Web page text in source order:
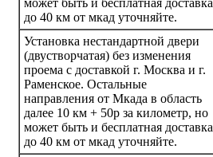
до 40 км от мкад уточняйте.
Установка нестандартной двери
(двустворчатая) без изменения
проема с доставкой г. Москва и г.
Раменское. Остальные
направления от Мкада в область
далее 10 км + 50р за километр, но
может быть и бесплатная доставка
до 40 км от мкад уточняйте.